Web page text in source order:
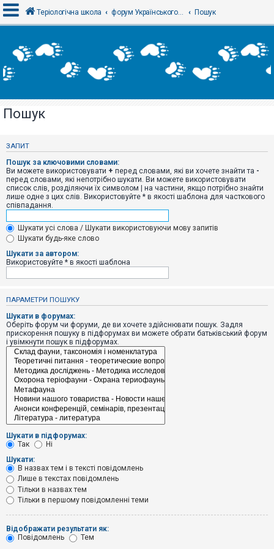
х
і
Р
с
р
а
ц
і
я
Т
е
м
и
б
і
п
о
в
і
д
в
н
т
е
м
и
о
ш
Теріологічна школа форум Українського теріологічного товариства Пошук
Пошук
ЗАПИТ
Пошук за ключовими словами:
Ви можете використовувати + перед словами, які ви хочете знайти та -
перед словами, які непотрібно шукати. Ви можете використовувати
список слів, розділяючи їх символом | на частини, якщо потрібно знайти
лише одне з цих слів. Використовуйте * в якості шаблона для часткового
співпадання.
Шукати усі слова / Шукати використовуючи мову запитів
Шукати будь-яке слово
Шукати за автором:
Використовуйте * в якості шаблона
ПАРАМЕТРИ ПОШУКУ
Шукати в форумах:
Оберіть форум чи форуми, де ви хочете здійснювати пошук. Задля
прискорення пошуку в підфорумах ви можете обрати батьківський форум
і увімкнути пошук в підфорумах.
Шукати в підфорумах:
Так
Ні
Шукати:
В назвах тем і в тексті повідомлень
Лише в текстах повідомлень
Тільки в назвах тем
Тільки в першому повідомленні теми
Відображати результати як:
Повідомлень
Тем